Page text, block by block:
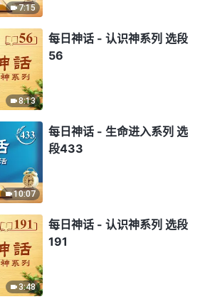
7:15
8:13
每日神话 - 认识神系列 选段
56
10:07
每日神话 - 生命进入系列 选
段433
3:48
每日神话 - 认识神系列 选段
191